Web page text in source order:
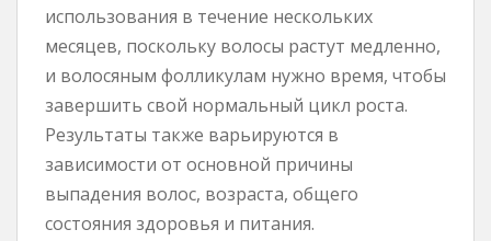
использования в течение нескольких
месяцев, поскольку волосы растут медленно,
и волосяным фолликулам нужно время, чтобы
завершить свой нормальный цикл роста.
Результаты также варьируются в
зависимости от основной причины
выпадения волос, возраста, общего
состояния здоровья и питания.